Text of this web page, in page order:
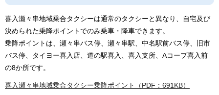
喜入瀬々串地域乗合タクシーは通常のタクシーと異なり、自宅及び
決められた乗降ポイントでのみ乗車・降車できます。
乗降ポイントは、瀬々串バス停、瀬々串駅、中名駅前バス停、旧市
バス停、タイヨー喜入店、道の駅喜入、喜入支所、Aコープ喜入前
の8か所です。
喜入瀬々串地域乗合タクシー乗降ポイント（PDF：691KB）